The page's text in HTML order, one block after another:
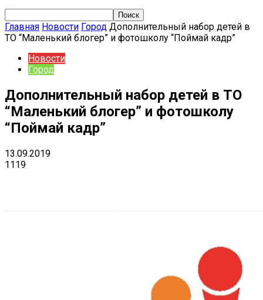
Главная Новости Город Дополнительный набор детей в
ТО “Маленький блогер” и фотошколу “Поймай кадр”
Новости
Город
Дополнительный набор детей в ТО
“Маленький блогер” и фотошколу
“Поймай кадр”
13.09.2019
1119